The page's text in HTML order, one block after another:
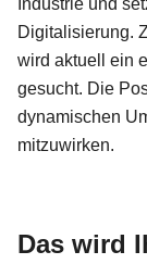
Industrie und
Digitalisierung.
wird aktuell ein
gesucht. Die
dynamischen
mitzuwirken.
Das wird